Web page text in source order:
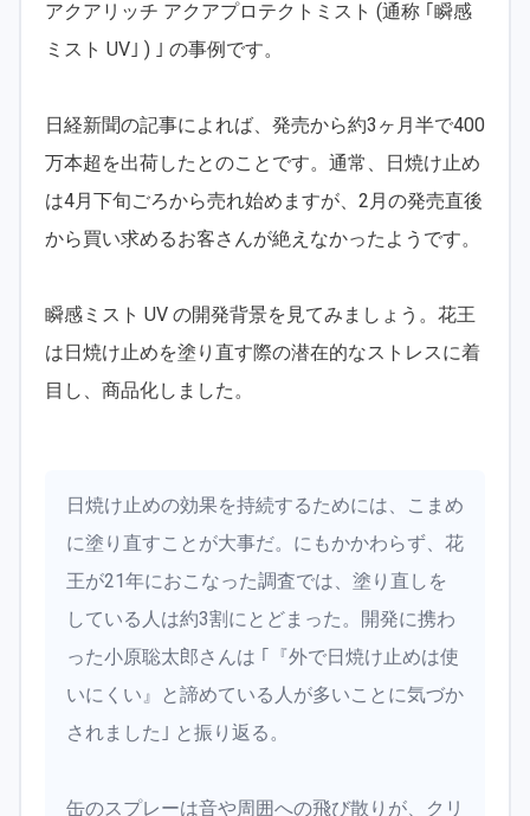
アクアリッチ アクアプロテクトミスト (通称 ｢瞬感
ミスト UV｣ ) ｣ の事例です。
日経新聞の記事によれば、発売から約3ヶ月半で400
万本超を出荷したとのことです。通常、日焼け止め
は4月下旬ごろから売れ始めますが、2月の発売直後
から買い求めるお客さんが絶えなかったようです。
瞬感ミスト UV の開発背景を見てみましょう。花王
は日焼け止めを塗り直す際の潜在的なストレスに着
目し、商品化しました。
日焼け止めの効果を持続するためには、こまめ
に塗り直すことが大事だ。にもかかわらず、花
王が21年におこなった調査では、塗り直しを
している人は約3割にとどまった。開発に携わ
った小原聡太郎さんは ｢『外で日焼け止めは使
いにくい』と諦めている人が多いことに気づか
されました｣ と振り返る。
缶のスプレーは音や周囲への飛び散りが、クリ